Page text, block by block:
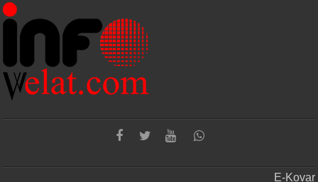
E-Kovar